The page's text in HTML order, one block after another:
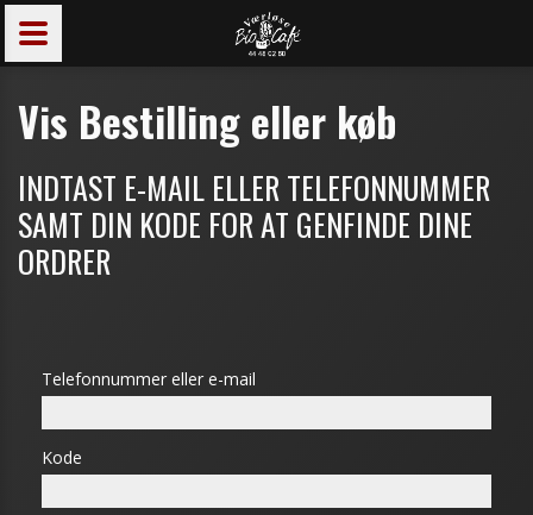
Vis Bestilling eller køb
INDTAST E-MAIL ELLER TELEFONNUMMER
SAMT DIN KODE FOR AT GENFINDE DINE
ORDRER